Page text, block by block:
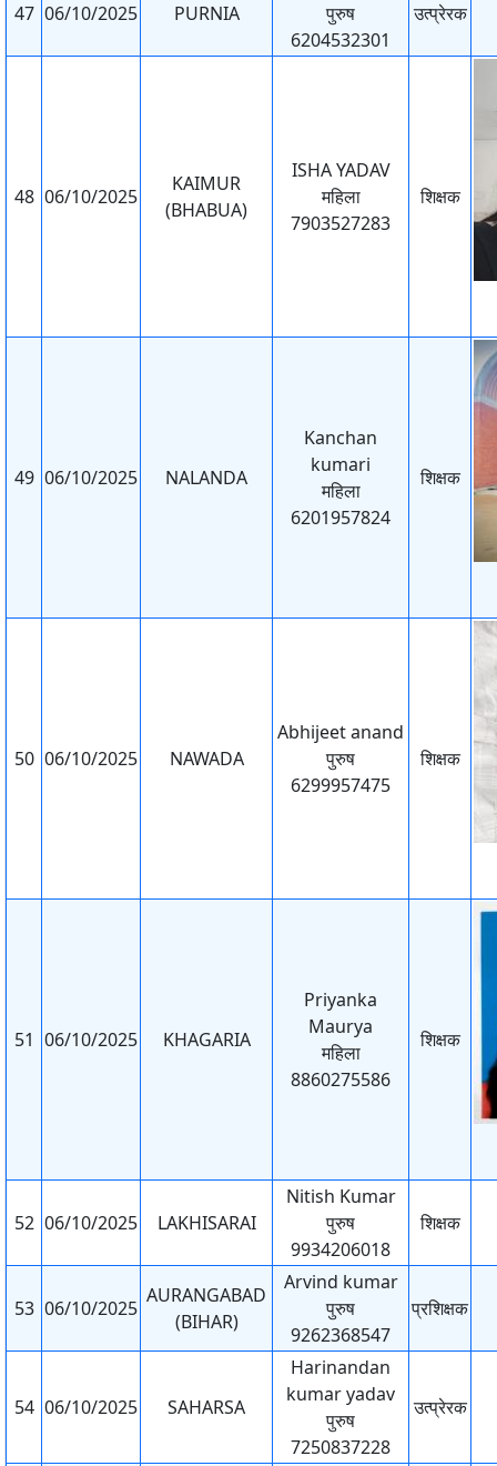
47 06/10/2025 PURNIA
पुरुष
6204532301
उत्प्रेरक
48 06/10/2025
KAIMUR
(BHABUA)
ISHA YADAV
महिला
7903527283
शिक्षक
49 06/10/2025 NALANDA
Kanchan
kumari
महिला
6201957824
शिक्षक
50 06/10/2025 NAWADA
Abhijeet anand
पुरुष
6299957475
शिक्षक
51 06/10/2025 KHAGARIA
Priyanka
Maurya
महिला
8860275586
शिक्षक
52 06/10/2025 LAKHISARAI
Nitish Kumar
पुरुष
9934206018
शिक्षक
53 06/10/2025
AURANGABAD
(BIHAR)
Arvind kumar
पुरुष
9262368547
प्रशिक्षक
54 06/10/2025 SAHARSA
Harinandan
kumar yadav
पुरुष
7250837228
उत्प्रेरक